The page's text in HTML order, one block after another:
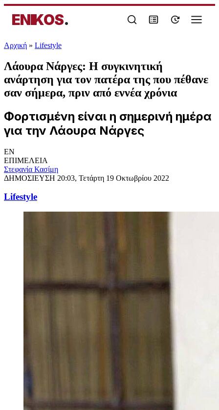
ENIKOS.
Αρχική » Lifestyle
Λάουρα Νάργες: Η συγκινητική
ανάρτηση για τον πατέρα της που πέθανε
σαν σήμερα, πριν από εννέα χρόνια
Φορτισμένη είναι η σημερινή ημέρα
για την Λάουρα Νάργες
EN
ΕΠΙΜΕΛΕΙΑ
Στεφανία Κασίμη
ΔΗΜΟΣΙΕΥΣΗ 20:03, Τετάρτη 19 Οκτωβρίου 2022
Lifestyle